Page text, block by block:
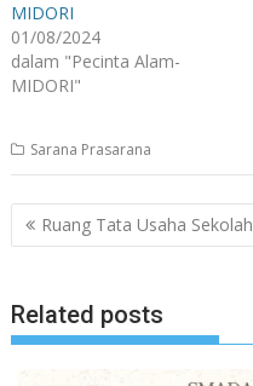
MIDORI
01/08/2024
dalam "Pecinta Alam-
MIDORI"
Sarana Prasarana
Navigasi
pos
Ruang Tata Usaha Sekolah
Related posts